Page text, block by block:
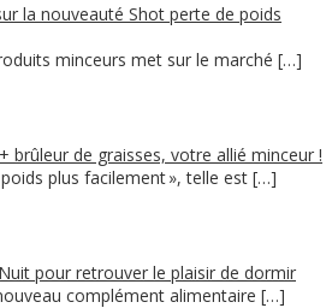
la nouveauté Shot perte de poids
minceurs met sur le marché […]
brûleur de graisses, votre allié minceur !
poids plus facilement », telle est […]
pour retrouver le plaisir de dormir
complément alimentaire […]